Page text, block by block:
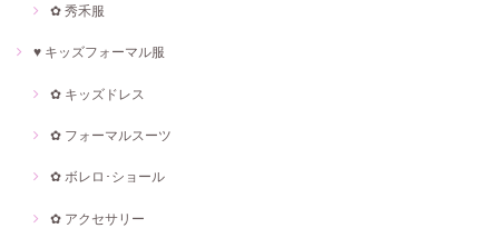
✿ 秀禾服
♥ キッズフォーマル服
✿ キッズドレス
✿ フォーマルスーツ
✿ ボレロ･ショール
✿ アクセサリー